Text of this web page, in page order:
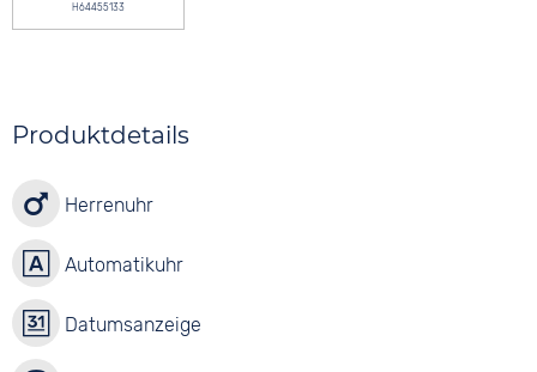
H64455133
Produktdetails
Herrenuhr
Automatikuhr
Datumsanzeige